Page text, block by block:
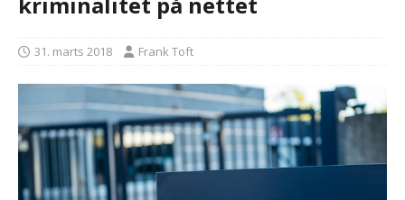
31. marts 2018 Frank Toft